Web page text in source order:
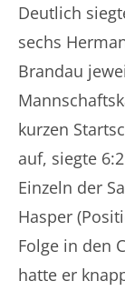
Deutlich
sechs
Brandau
kurzen
auf, siegte
Einzeln der
Hasper
Folge in den
hatte er